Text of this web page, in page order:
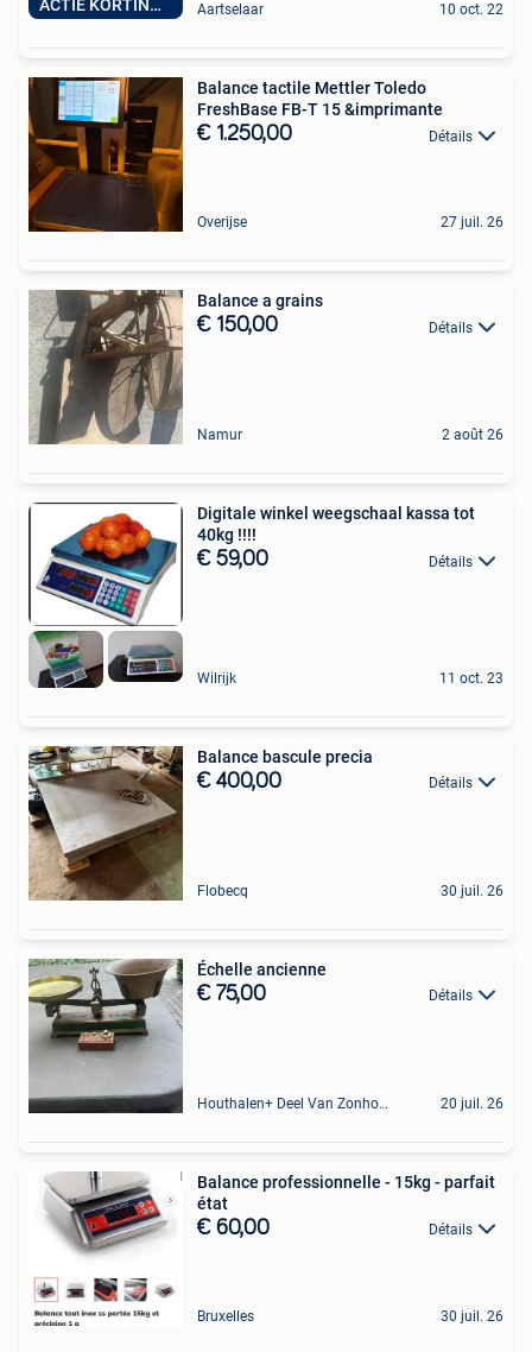
ACTIE KORTING % Aartselaar 10 oct. 22
Balance tactile Mettler Toledo
FreshBase FB-T 15 &imprimante
€ 1.250,00 Détails
Overijse 27 juil. 26
Balance a grains
€ 150,00 Détails
Namur 2 août 26
Digitale winkel weegschaal kassa tot
40kg !!!!
€ 59,00 Détails
Wilrijk 11 oct. 23
Balance bascule precia
€ 400,00 Détails
Flobecq 30 juil. 26
Échelle ancienne
€ 75,00 Détails
Houthalen+ Deel Van Zonhoven En Zolder 20 juil. 26
Balance professionnelle - 15kg - parfait
état
€ 60,00 Détails
Bruxelles 30 juil. 26